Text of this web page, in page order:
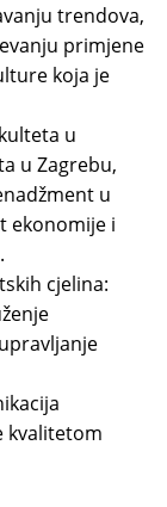
trendova,
primjene
koja je
u
u Zagrebu,
u
ekonomije i
cjelina: